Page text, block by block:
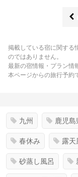
掲載している宿に関する
のではありません。
最新の宿情報・プラン情
本ページからの旅行予約
九州 鹿児島
春休み 露天
砂蒸し風呂